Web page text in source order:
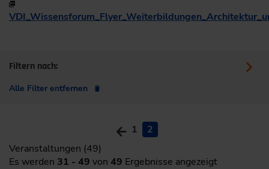
Filtern nach:
Alle Filter entfernen
1
2
Veranstaltungen (49)
Es werden 31 - 49 von 49 Ergebnisse angezeigt